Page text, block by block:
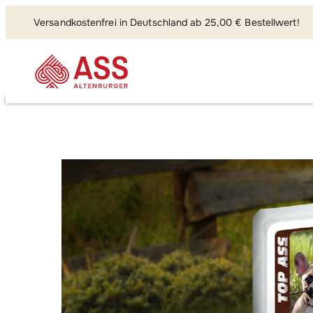
Versandkostenfrei in Deutschland ab 25,00 € Bestellwert!